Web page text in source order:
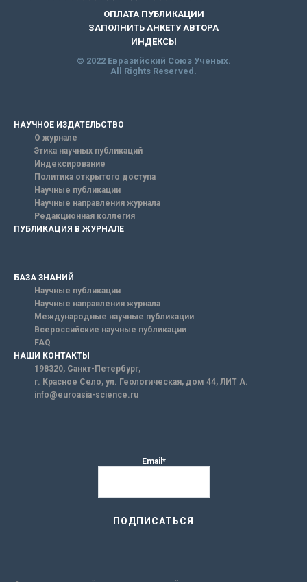
ОПЛАТА ПУБЛИКАЦИИ
ЗАПОЛНИТЬ АНКЕТУ АВТОРА
ИНДЕКСЫ
© 2022 Евразийский Союз Ученых.
All Rights Reserved.
НАУЧНОЕ ИЗДАТЕЛЬСТВО
О журнале
Этика научных публикаций
Индексирование
Политика открытого доступа
Научные публикации
Научные направления журнала
Редакционная коллегия
ПУБЛИКАЦИЯ В ЖУРНАЛЕ
БАЗА ЗНАНИЙ
Научные публикации
Научные направления журнала
Международные научные публикации
Всероссийские научные публикации
FAQ
НАШИ КОНТАКТЫ
198320, Санкт-Петербург,
г. Красное Село, ул. Геологическая, дом 44, ЛИТ А.
info@euroasia-science.ru
Email*